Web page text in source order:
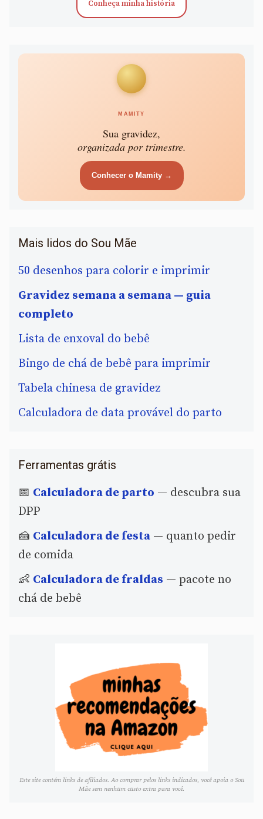
Conheça minha história
MAMITY
Sua gravidez,
organizada por trimestre.
Conhecer o Mamity →
Mais lidos do Sou Mãe
50 desenhos para colorir e imprimir
Gravidez semana a semana — guia
completo
Lista de enxoval do bebê
Bingo de chá de bebê para imprimir
Tabela chinesa de gravidez
Calculadora de data provável do parto
Ferramentas grátis
📅 Calculadora de parto — descubra sua
DPP
🍰 Calculadora de festa — quanto pedir
de comida
👶 Calculadora de fraldas — pacote no
chá de bebê
Este site contém links de afiliados. Ao comprar pelos links indicados, você apoia o Sou
Mãe sem nenhum custo extra para você.